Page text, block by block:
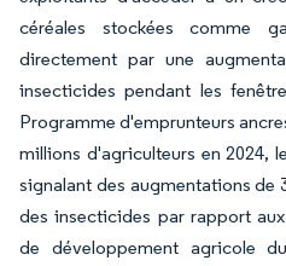
céréales stockées comme
directement par une
insecticides pendant les
Programme d'emprunteurs
millions d'agriculteurs en 2024,
signalant des augmentations de
des insecticides par rapport
de développement agricole